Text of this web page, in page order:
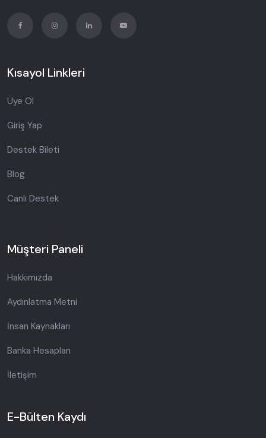
Kısayol Linkleri
Üye Ol
Giriş Yap
Destek Bileti
Blog
Canlı Destek
Müşteri Paneli
Hakkımızda
Aydınlatma Metni
İnsan Kaynakları
Banka Hesapları
İletişim
E-Bülten Kaydı